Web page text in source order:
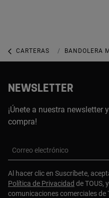
CARTERAS CARTERAS
BANDOLERA
NEWSLETTER
¡Únete a nuestra newsletter
compra!
Correo electrónico
Al hacer clic en Suscríbete,
Política de Privacidad de TOUS,
comunicaciones comerciales de